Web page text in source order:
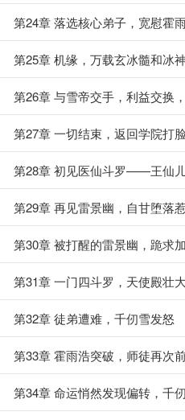
第24章 落选核心弟子，宽慰霍
第25章 机缘，万载玄冰髓和冰
第26章 与雪帝交手，利益交换
第27章 一切结束，返回学院打
第28章 初见医仙斗罗——王仙
第29章 再见雷景幽，自甘堕落
第30章 被打醒的雷景幽，跪求
第31章 一门四斗罗，天使殿壮
第32章 徒弟遭难，千仞雪发怒
第33章 霍雨浩突破，师徒再次
第34章 命运悄然发现偏转，千